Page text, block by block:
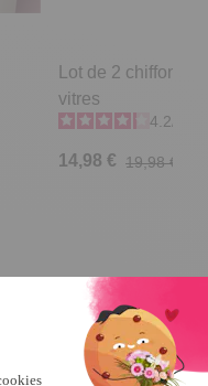
Lot de 2 chiffons
vitres
4.2/
14,98 € 19,98 €